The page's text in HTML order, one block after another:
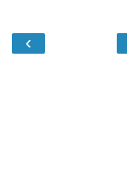
‹